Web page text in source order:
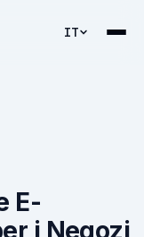
IT
E-
i Negozi